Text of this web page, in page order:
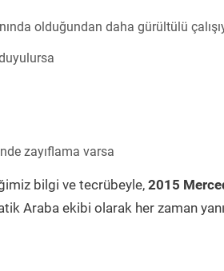
olduğundan daha gürültülü
zayıflama varsa
bilgi ve tecrübeyle, 2015
Araba ekibi olarak her zaman